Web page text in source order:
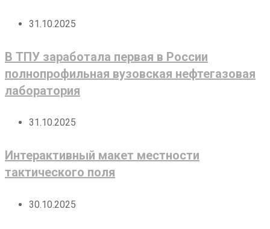
31.10.2025
В ТПУ заработала первая в России
полнопрофильная вузовская нефтегазовая
лаборатория
31.10.2025
Интерактивный макет местности
тактического поля
30.10.2025